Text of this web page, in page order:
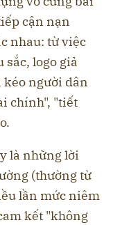
cận nạn
nhau: từ việc
logo giả
kéo người dân
chính", "tiết
là những lời
(thường từ
lần mức niêm
kết "không